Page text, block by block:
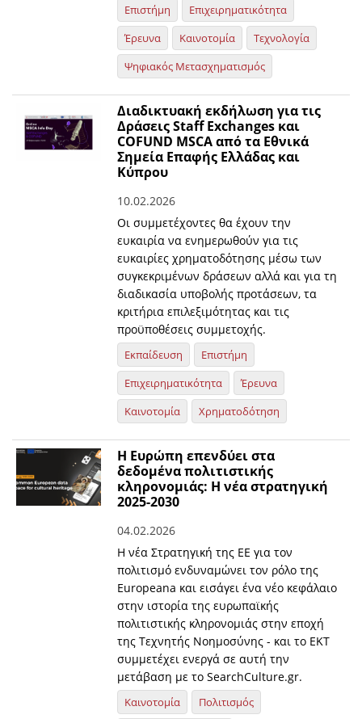
Επιστήμη
Επιχειρηματικότητα
Έρευνα
Καινοτομία
Τεχνολογία
Ψηφιακός Μετασχηματισμός
Διαδικτυακή εκδήλωση για τις
Δράσεις Staff Exchanges και
COFUND MSCA από τα Εθνικά
Σημεία Επαφής Ελλάδας και
Κύπρου
10.02.2026
Οι συμμετέχοντες θα έχουν την
ευκαιρία να ενημερωθούν για τις
ευκαιρίες χρηματοδότησης μέσω των
συγκεκριμένων δράσεων αλλά και για τη
διαδικασία υποβολής προτάσεων, τα
κριτήρια επιλεξιμότητας και τις
προϋποθέσεις συμμετοχής.
Εκπαίδευση
Επιστήμη
Επιχειρηματικότητα
Έρευνα
Καινοτομία
Χρηματοδότηση
Η Ευρώπη επενδύει στα
δεδομένα πολιτιστικής
κληρονομιάς: H νέα στρατηγική
2025-2030
04.02.2026
Η νέα Στρατηγική της ΕΕ για τον
πολιτισμό ενδυναμώνει τον ρόλο της
Europeana και εισάγει ένα νέο κεφάλαιο
στην ιστορία της ευρωπαϊκής
πολιτιστικής κληρονομιάς στην εποχή
της Τεχνητής Νοημοσύνης - και το ΕΚΤ
συμμετέχει ενεργά σε αυτή την
μετάβαση με το SearchCulture.gr.
Καινοτομία
Πολιτισμός